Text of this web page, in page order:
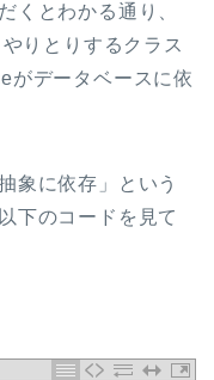
くとわかる通り、
りとりするクラス
がデータベースに依
象に依存」という
下のコードを見て